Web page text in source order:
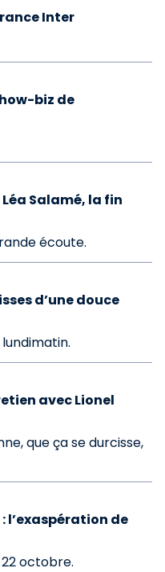
Inter
biz de
Salamé, la fin
écoute.
d’une douce
avec Lionel
que ça se durcisse,
l’exaspération de
octobre.